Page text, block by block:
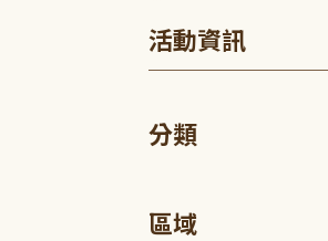
活動資訊
分類
區域